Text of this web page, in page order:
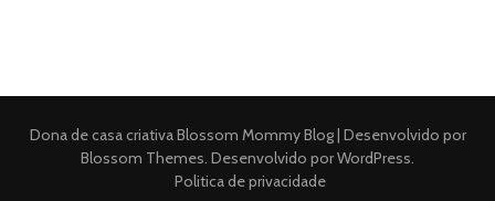
Dona de casa criativaBlossom Mommy Blog | Desenvolvido por
Blossom Themes. Desenvolvido porWordPress.
Politica de privacidade